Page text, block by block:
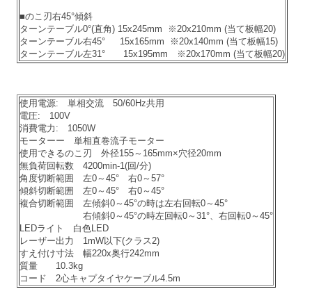
■のこ刃右45°傾斜
ターンテーブル0°(直角) 15x245mm ※20x210mm (当て板幅20)
ターンテーブル右45° 15x165mm ※20x140mm (当て板幅15)
ターンテーブル左31° 15x195mm ※20x170mm (当て板幅20)
使用電源: 単相交流 50/60Hz共用
電圧: 100V
消費電力: 1050W
モーターー 単相直巻流子モーター
使用できるのこ刃 外径155～165mm×穴径20mm
無負荷回転数 4200min-1(回/分)
角度切断範囲 左0～45° 右0～57°
傾斜切断範囲 左0～45° 右0～45°
複合切断範囲 左傾斜0～45°の時は左右回転0～45°
右傾斜0～45°の時左回転0～31°、右回転0～45°
LEDライト 白色LED
レーザー出力 1mW以下(クラス2)
すえ付け寸法 幅220x奥行242mm
質量 10.3kg
コード 2心キャプタイヤケーブル4.5m